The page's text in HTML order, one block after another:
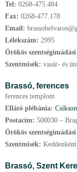
Tel: 0268-475.484
Fax: 0268-477.178
Email:
Lélekszám: 2995
Örökös
Szentmisék: vasár- és
Brassó, ferences
ferences templom
Ellátó plébánia:
Postacím: 500030 –
Örökös
Szentmisék:
Brassó, Szent